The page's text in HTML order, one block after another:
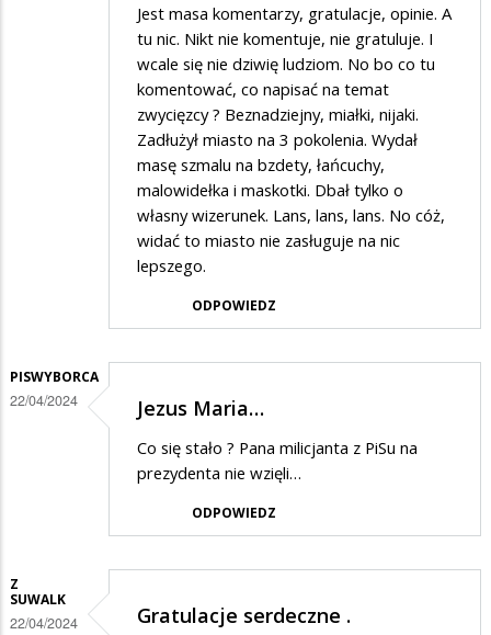
Jest masa komentarzy, gratulacje, opinie. A
tu nic. Nikt nie komentuje, nie gratuluje. I
wcale się nie dziwię ludziom. No bo co tu
komentować, co napisać na temat
zwycięzcy ? Beznadziejny, miałki, nijaki.
Zadłużył miasto na 3 pokolenia. Wydał
masę szmalu na bzdety, łańcuchy,
malowidełka i maskotki. Dbał tylko o
własny wizerunek. Lans, lans, lans. No cóż,
widać to miasto nie zasługuje na nic
lepszego.
ODPOWIEDZ
PISWYBORCA
22/04/2024 Jezus Maria…
Co się stało ? Pana milicjanta z PiSu na
prezydenta nie wzięli…
ODPOWIEDZ
Z
SUWALK
22/04/2024 Gratulacje serdeczne .